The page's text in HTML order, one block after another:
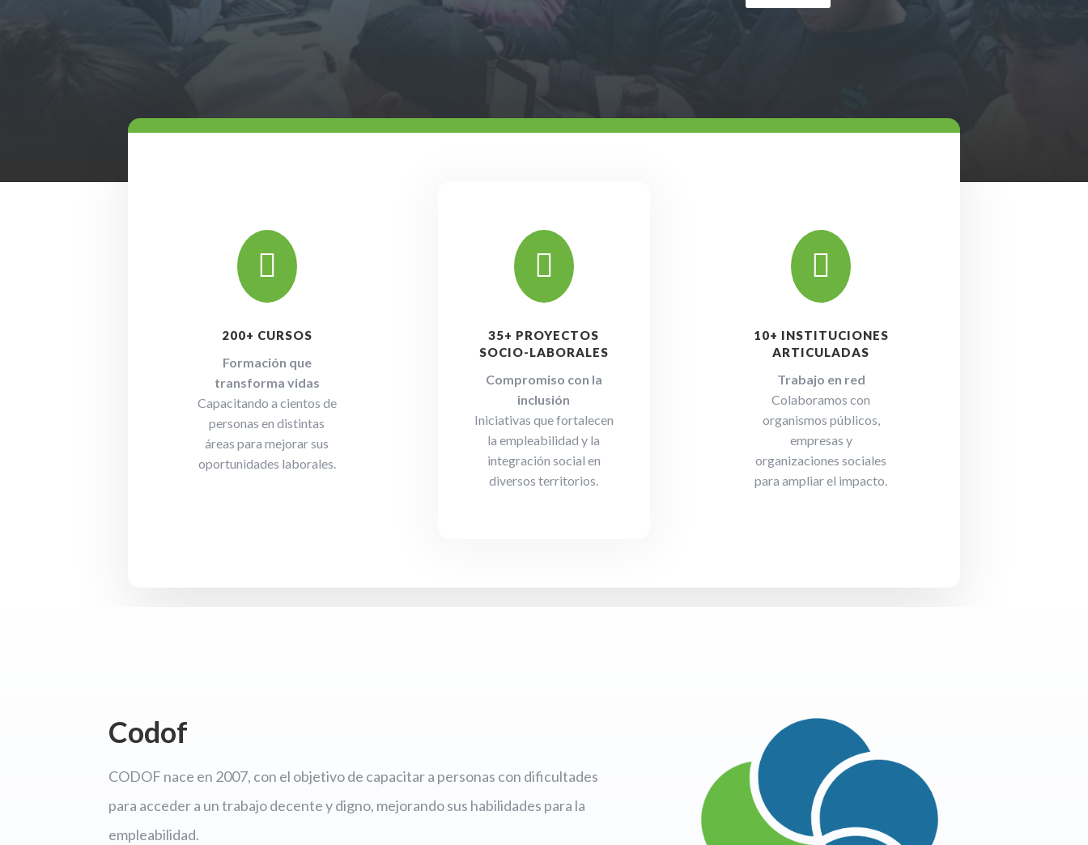

200+ CURSOS
Formación que
transforma vidas
Capacitando a cientos de
personas en distintas
áreas para mejorar sus
oportunidades laborales.

35+ PROYECTOS
SOCIO-LABORALES
Compromiso con la
inclusión
Iniciativas que fortalecen
la empleabilidad y la
integración social en
diversos territorios.

10+ INSTITUCIONES
ARTICULADAS
Trabajo en red
Colaboramos con
organismos públicos,
empresas y
organizaciones sociales
para ampliar el impacto.
Codof
CODOF nace en 2007, con el objetivo de capacitar a personas con dificultades
para acceder a un trabajo decente y digno, mejorando sus habilidades para la
empleabilidad.